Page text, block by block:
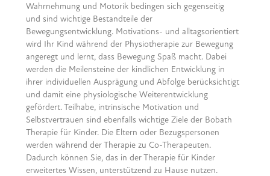
Wahrnehmung und Motorik bedingen sich gegenseitig
und sind wichtige Bestandteile der
Bewegungsentwicklung. Motivations- und alltagsorientiert
wird Ihr Kind während der Physiotherapie zur Bewegung
angeregt und lernt, dass Bewegung Spaß macht. Dabei
werden die Meilensteine der kindlichen Entwicklung in
ihrer individuellen Ausprägung und Abfolge berücksichtigt
und damit eine physiologische Weiterentwicklung
gefördert. Teilhabe, intrinsische Motivation und
Selbstvertrauen sind ebenfalls wichtige Ziele der Bobath
Therapie für Kinder. Die Eltern oder Bezugspersonen
werden während der Therapie zu Co-Therapeuten.
Dadurch können Sie, das in der Therapie für Kinder
erweitertes Wissen, unterstützend zu Hause nutzen.